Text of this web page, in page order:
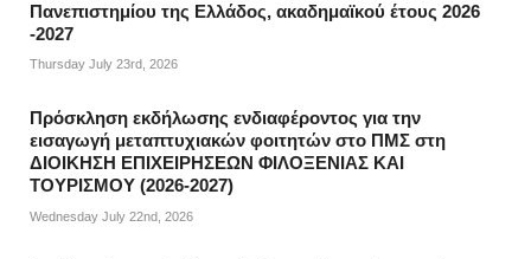
Πανεπιστημίου της Ελλάδος, ακαδημαϊκού έτους 2026
-2027
Thursday July 23rd, 2026
Πρόσκληση εκδήλωσης ενδιαφέροντος για την
εισαγωγή μεταπτυχιακών φοιτητών στο ΠΜΣ στη
ΔΙΟΙΚΗΣΗ ΕΠΙΧΕΙΡΗΣΕΩΝ ΦΙΛΟΞΕΝΙΑΣ ΚΑΙ
ΤΟΥΡΙΣΜΟΥ (2026-2027)
Wednesday July 22nd, 2026